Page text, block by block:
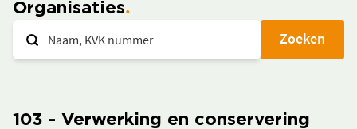
Organisaties
Zoeken
103 - Verwerking en conservering